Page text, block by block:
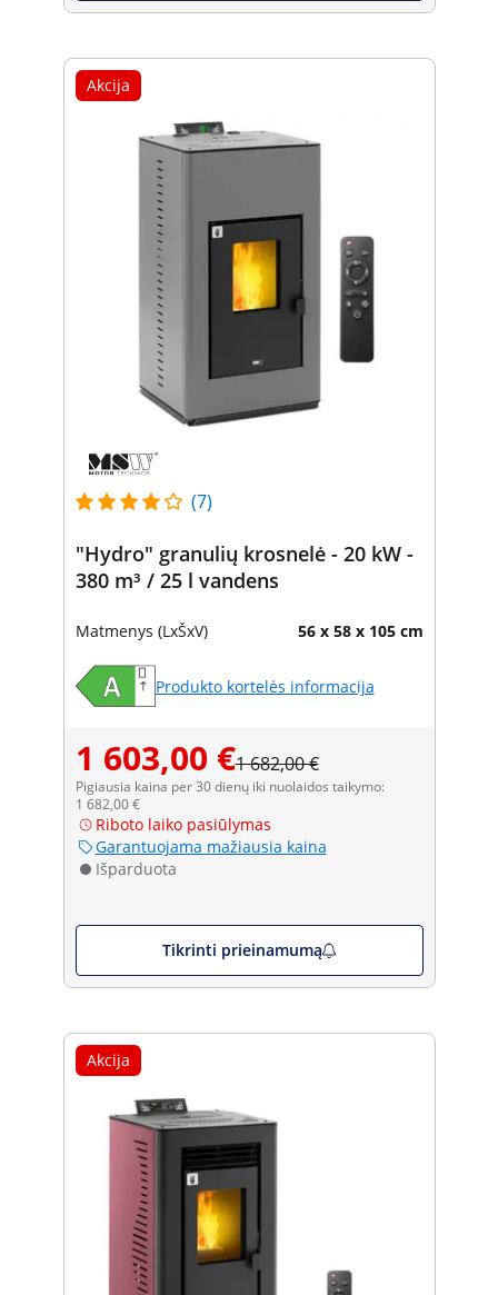
Akcija
(7)
"Hydro" granulių krosnelė - 20 kW -
380 m³ / 25 l vandens
Matmenys (LxŠxV) 56 x 58 x 105 cm
Produkto kortelės informacija
1 603,00 €1 682,00 €
Pigiausia kaina per 30 dienų iki nuolaidos taikymo:
1 682,00 €
Riboto laiko pasiūlymas
Garantuojama mažiausia kaina
Išparduota
Tikrinti prieinamumą
Akcija